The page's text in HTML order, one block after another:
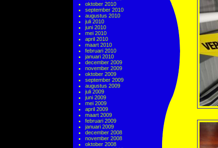
oktober 2010
september 2010
augustus 2010
juli 2010
juni 2010
mei 2010
april 2010
maart 2010
februari 2010
januari 2010
december 2009
november 2009
oktober 2009
september 2009
augustus 2009
juli 2009
juni 2009
mei 2009
april 2009
maart 2009
februari 2009
januari 2009
december 2008
november 2008
oktober 2008